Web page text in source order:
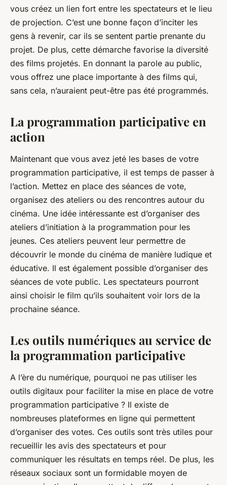
vous créez un lien fort entre les spectateurs et le lieu
de projection. C’est une bonne façon d’inciter les
gens à revenir, car ils se sentent partie prenante du
projet. De plus, cette démarche favorise la diversité
des films projetés. En donnant la parole au public,
vous offrez une place importante à des films qui,
sans cela, n’auraient peut-être pas été programmés.
La programmation participative en
action
Maintenant que vous avez jeté les bases de votre
programmation participative, il est temps de passer à
l’action. Mettez en place des séances de vote,
organisez des ateliers ou des rencontres autour du
cinéma. Une idée intéressante est d’organiser des
ateliers d’initiation à la programmation pour les
jeunes. Ces ateliers peuvent leur permettre de
découvrir le monde du cinéma de manière ludique et
éducative. Il est également possible d’organiser des
séances de vote public. Les spectateurs pourront
ainsi choisir le film qu’ils souhaitent voir lors de la
prochaine séance.
Les outils numériques au service de
la programmation participative
A l’ère du numérique, pourquoi ne pas utiliser les
outils digitaux pour faciliter la mise en place de votre
programmation participative ? Il existe de
nombreuses plateformes en ligne qui permettent
d’organiser des votes. Ces outils sont très utiles pour
recueillir les avis des spectateurs et pour
communiquer les résultats en temps réel. De plus, les
réseaux sociaux sont un formidable moyen de